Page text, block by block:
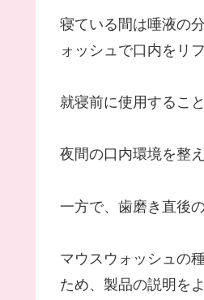
寝ている間は唾液の
ォッシュで口内をリ
就寝前に使用するこ
夜間の口内環境を整
一方で、歯磨き直後
マウスウォッシュの
ため、製品の説明を